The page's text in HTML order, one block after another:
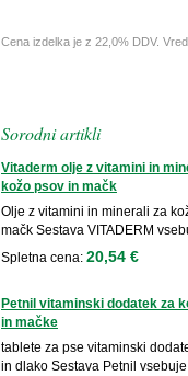
Cena izdelka je z 22,0% DDV.
Sorodni artikli
Vitaderm olje z vitamini in
kožo psov in mačk
Olje z vitamini in minerali za
mačk Sestava VITADERM
Spletna cena: 20,54 €
Petnil vitaminski dodatek za
in mačke
tablete za pse vitaminski
in dlako Sestava Petnil